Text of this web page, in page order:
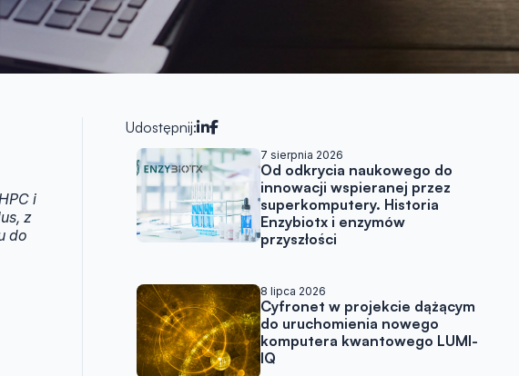
i
z
do
Udostępnij:
Artykuły w podobnej
7 sierpnia 2026
Od odkrycia naukowego do
innowacji wspieranej przez
superkomputery. Historia
Enzybiotx i enzymów
przyszłości
8 lipca 2026
Cyfronet w projekcie dążącym
do uruchomienia nowego
komputera kwantowego LUMI-
IQ